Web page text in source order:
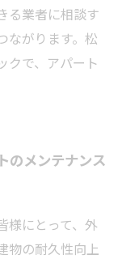
る業者に相談す
ながります。松
クで、アパート
のメンテナンス
様にとって、外
物の耐久性向上